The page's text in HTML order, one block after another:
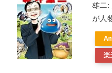
雄二:
が人
楽